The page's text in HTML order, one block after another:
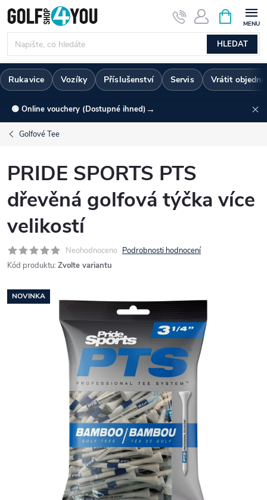
Přejít
na
obsah
HLEDAT
NÁKUPNÍ
KOŠÍK
Rukavice Vozíky Příslušenství Servis Vrátit
🟢 Online vouchery (Dostupné ihned) →
Golfové Tee
PRIDE SPORTS PTS
dřevěná golfová týčka více
velikostí
Neohodnoceno Podrobnosti hodnocení
Kód produktu: Zvolte variantu
NOVINKA